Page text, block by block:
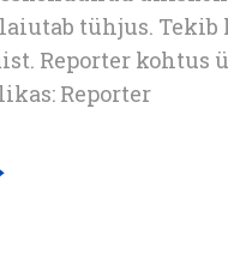
tühjus. Tekib
Reporter kohtus
Reporter